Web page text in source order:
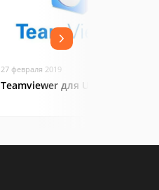
27 февраля 2019
Teamviewer для Ubuntu